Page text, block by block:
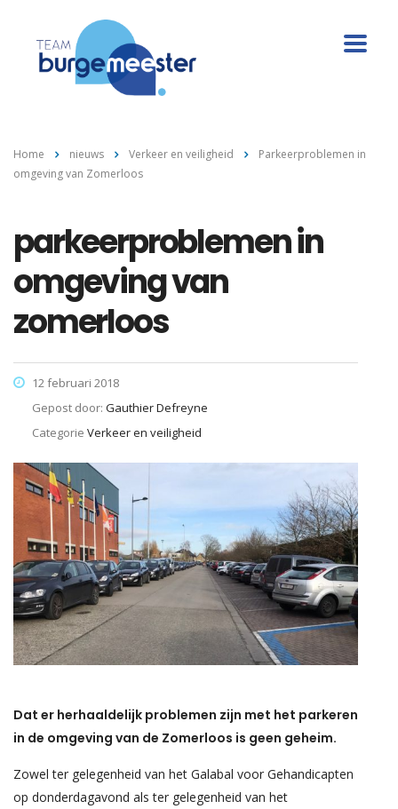
Home nieuws Verkeer en veiligheid
Parkeerproblemen in
omgeving van Zomerloos
parkeerproblemen in
omgeving van
zomerloos
12 februari 2018
Gepost door: Gauthier Defreyne
Categorie Verkeer en veiligheid
Dat er herhaaldelijk problemen zijn met het parkeren
in de omgeving van de Zomerloos is geen geheim.
Zowel ter gelegenheid van het Galabal voor Gehandicapten
op donderdagavond als ter gelegenheid van het